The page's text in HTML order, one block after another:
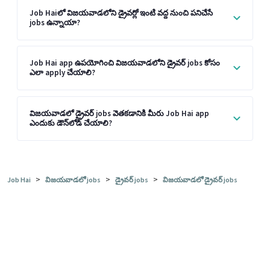
Job Haiలో విజయవాడలోని డ్రైవర్లో ఇంటి వద్ద నుంచి పనిచేసే
jobs ఉన్నాయా?
Job Hai app ఉపయోగించి విజయవాడలోని డ్రైవర్ jobs కోసం
ఎలా apply చేయాలి?
విజయవాడలో డ్రైవర్ jobs వెతకడానికి మీరు Job Hai app
ఎందుకు డౌన్‌లోడ్ చేయాలి?
Job Hai > విజయవాడలో jobs > డ్రైవర్ jobs > విజయవాడలో డ్రైవర్ jobs